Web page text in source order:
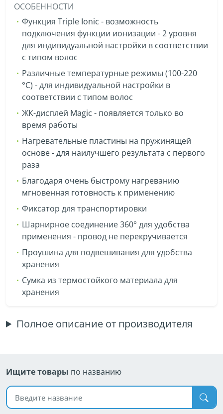
ОСОБЕННОСТИ
Функция Triple Ionic - возможность
подключения функции ионизации - 2 уровня
для индивидуальной настройки в соответствии
с типом волос
Различные температурные режимы (100-220
°C) - для индивидуальной настройки в
соответствии с типом волос
ЖК-дисплей Magic - появляется только во
время работы
Нагревательные пластины на пружинящей
основе - для наилучшего результата с первого
раза
Благодаря очень быстрому нагреванию
мгновенная готовность к применению
Фиксатор для транспортировки
Шарнирное соединение 360° для удобства
применения - провод не перекручивается
Проушина для подвешивания для удобства
хранения
Сумка из термостойкого материала для
хранения
Полное описание от производителя
Ищите товары по названию
Поиск по названию